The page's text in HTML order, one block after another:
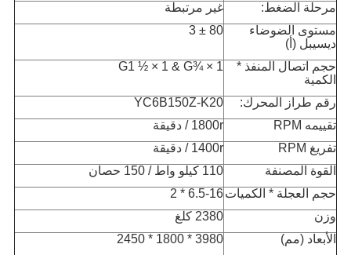
مرحلة الضغط:
غير مرتبطة
مستوى الضوضاء
ديسيبل (أ)
80 ± 3
حجم اتصال المنفذ *
الكمية
G1 ½ × 1 & G¾ × 1
رقم طراز المحرك:
YC6B150Z-K20
تقييمه RPM
1800r / دقيقة
تفريغ RPM
1400r / دقيقة
القوة المصنفة
110 كيلو واط / 150 حصان
حجم العجلة * الكميات6.5-16 * 2
وزن
2380 كلغ
الأبعاد (مم)
3980 * 1800 * 2450